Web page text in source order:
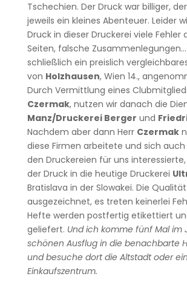
Tschechien. Der Druck war billiger,
jeweils ein kleines Abenteuer. Leider
Druck in dieser Druckerei viele Fehler
Seiten, falsche
schließlich ein preislich
von Holzhausen, Wien 14.,
Durch Vermittlung eines
Czermak, nutzen wir danach die
Manz/Druckerei Berger und
Nachdem aber dann Herr Czermak
diese Firmen arbeitete und sich
den Druckereien für uns
der Druck in die heutige Druckerei
Bratislava in der Slowakei. Die
ausgezeichnet, es treten keinerlei
Hefte werden postfertig etikettiert
geliefert. Und ich komme fünf Mal im
schönen Ausflug in die benachbarte
und besuche dort die Altstadt oder ein
Einkaufszentrum.